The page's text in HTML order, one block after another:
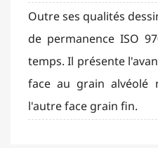
Outre ses qualités
de permanence ISO
temps. Il présente
face au grain alvéolé
l'autre face grain fin.